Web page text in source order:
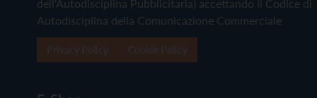
dell'Autodisciplina Pubblicitaria) accettando il Codice di
Autodisciplina della Comunicazione Commerciale